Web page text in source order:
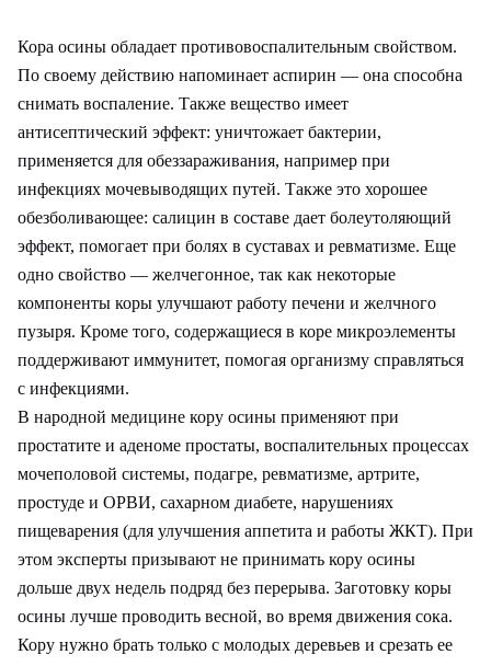
Кора осины обладает противовоспалительным свойством.
По своему действию напоминает аспирин — она способна
снимать воспаление. Также вещество имеет
антисептический эффект: уничтожает бактерии,
применяется для обеззараживания, например при
инфекциях мочевыводящих путей. Также это хорошее
обезболивающее: салицин в составе дает болеутоляющий
эффект, помогает при болях в суставах и ревматизме. Еще
одно свойство — желчегонное, так как некоторые
компоненты коры улучшают работу печени и желчного
пузыря. Кроме того, содержащиеся в коре микроэлементы
поддерживают иммунитет, помогая организму справляться
с инфекциями.
В народной медицине кору осины применяют при
простатите и аденоме простаты, воспалительных процессах
мочеполовой системы, подагре, ревматизме, артрите,
простуде и ОРВИ, сахарном диабете, нарушениях
пищеварения (для улучшения аппетита и работы ЖКТ). При
этом эксперты призывают не принимать кору осины
дольше двух недель подряд без перерыва. Заготовку коры
осины лучше проводить весной, во время движения сока.
Кору нужно брать только с молодых деревьев и срезать ее